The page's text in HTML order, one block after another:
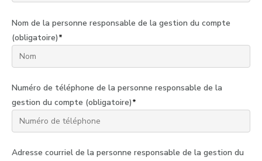
Nom de la personne responsable de la gestion du compte
(obligatoire)*
Numéro de téléphone de la personne responsable de la
gestion du compte (obligatoire)*
Adresse courriel de la personne responsable de la gestion du